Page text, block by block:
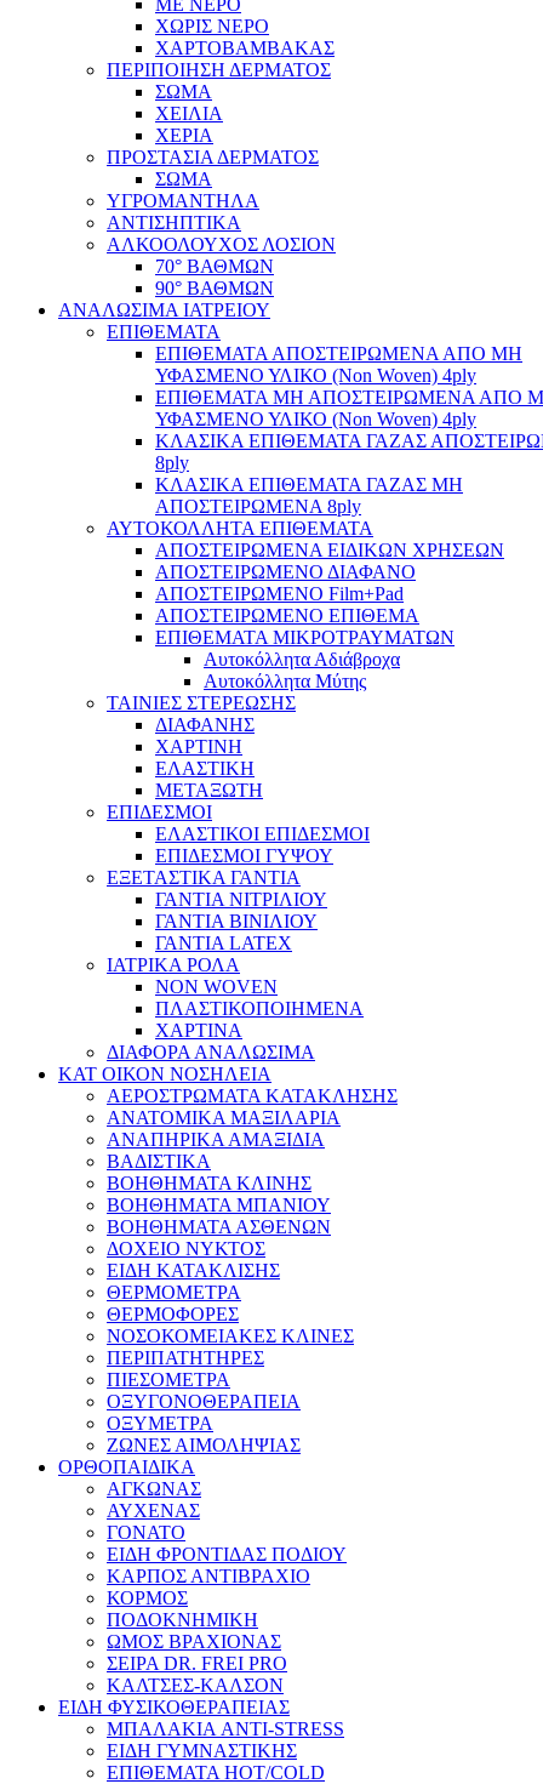
ΜΕ ΝΕΡΟ
ΧΩΡΙΣ ΝΕΡΟ
ΧΑΡΤΟΒΑΜΒΑΚΑΣ
ΠΕΡΙΠΟΙΗΣΗ ΔΕΡΜΑΤΟΣ
ΣΩΜΑ
ΧΕΙΛΙΑ
ΧΕΡΙΑ
ΠΡΟΣΤΑΣΙΑ ΔΕΡΜΑΤΟΣ
ΣΩΜΑ
ΥΓΡΟΜΑΝΤΗΛΑ
ΑΝΤΙΣΗΠΤΙΚΑ
ΑΛΚΟΟΛΟΥΧΟΣ ΛΟΣΙΟΝ
70° ΒΑΘΜΩΝ
90° ΒΑΘΜΩΝ
ΑΝΑΛΩΣΙΜΑ ΙΑΤΡΕΙΟΥ
ΕΠΙΘΕΜΑΤΑ
ΕΠΙΘΕΜΑΤΑ ΑΠΟΣΤΕΙΡΩΜΕΝΑ ΑΠΟ ΜΗ
ΥΦΑΣΜΕΝΟ ΥΛΙΚΟ (Non Woven) 4ply
ΕΠΙΘΕΜΑΤΑ ΜΗ ΑΠΟΣΤΕΙΡΩΜΕΝΑ ΑΠΟ
ΥΦΑΣΜΕΝΟ ΥΛΙΚΟ (Non Woven) 4ply
ΚΛΑΣΙΚΑ ΕΠΙΘΕΜΑΤΑ ΓΑΖΑΣ
8ply
ΚΛΑΣΙΚΑ ΕΠΙΘΕΜΑΤΑ ΓΑΖΑΣ ΜΗ
ΑΠΟΣΤΕΙΡΩΜΕΝΑ 8ply
ΑΥΤΟΚΟΛΛΗΤΑ ΕΠΙΘΕΜΑΤΑ
ΑΠΟΣΤΕΙΡΩΜΕΝΑ ΕΙΔΙΚΩΝ ΧΡΗΣΕΩΝ
ΑΠΟΣΤΕΙΡΩΜΕΝΟ ΔΙΑΦΑΝΟ
ΑΠΟΣΤΕΙΡΩΜΕΝΟ Film+Pad
ΑΠΟΣΤΕΙΡΩΜΕΝΟ ΕΠΙΘΕΜΑ
ΕΠΙΘΕΜΑΤΑ ΜΙΚΡΟΤΡΑΥΜΑΤΩΝ
Αυτοκόλλητα Αδιάβροχα
Αυτοκόλλητα Μύτης
ΤΑΙΝΙΕΣ ΣΤΕΡΕΩΣΗΣ
ΔΙΑΦΑΝΗΣ
ΧΑΡΤΙΝΗ
ΕΛΑΣΤΙΚΗ
ΜΕΤΑΞΩΤΗ
ΕΠΙΔΕΣΜΟΙ
ΕΛΑΣΤΙΚΟΙ ΕΠΙΔΕΣΜΟΙ
ΕΠΙΔΕΣΜΟΙ ΓΥΨΟΥ
ΕΞΕΤΑΣΤΙΚΑ ΓΑΝΤΙΑ
ΓΑΝΤΙΑ ΝΙΤΡΙΛΙΟΥ
ΓΑΝΤΙΑ ΒΙΝΙΛΙΟΥ
ΓΑΝΤΙΑ LATEX
ΙΑΤΡΙΚΑ ΡΟΛΑ
NON WOVEN
ΠΛΑΣΤΙΚΟΠΟΙΗΜΕΝΑ
ΧΑΡΤΙΝΑ
ΔΙΑΦΟΡΑ ΑΝΑΛΩΣΙΜΑ
ΚΑΤ ΟΙΚΟΝ ΝΟΣΗΛΕΙΑ
ΑΕΡΟΣΤΡΩΜΑΤΑ ΚΑΤΑΚΛΗΣΗΣ
ΑΝΑΤΟΜΙΚΑ ΜΑΞΙΛΑΡΙΑ
ΑΝΑΠΗΡΙΚΑ ΑΜΑΞΙΔΙΑ
ΒΑΔΙΣΤΙΚΑ
ΒΟΗΘΗΜΑΤΑ ΚΛΙΝΗΣ
ΒΟΗΘΗΜΑΤΑ ΜΠΑΝΙΟΥ
ΒΟΗΘΗΜΑΤΑ ΑΣΘΕΝΩΝ
ΔΟΧΕΙΟ ΝΥΚΤΟΣ
ΕΙΔΗ ΚΑΤΑΚΛΙΣΗΣ
ΘΕΡΜΟΜΕΤΡΑ
ΘΕΡΜΟΦΟΡΕΣ
ΝΟΣΟΚΟΜΕΙΑΚΕΣ ΚΛΙΝΕΣ
ΠΕΡΙΠΑΤΗΤΗΡΕΣ
ΠΙΕΣΟΜΕΤΡΑ
ΟΞΥΓΟΝΟΘΕΡΑΠΕΙΑ
ΟΞΥΜΕΤΡΑ
ΖΩΝΕΣ ΑΙΜΟΛΗΨΙΑΣ
ΟΡΘΟΠΑΙΔΙΚΑ
ΑΓΚΩΝΑΣ
ΑΥΧΕΝΑΣ
ΓΟΝΑΤΟ
ΕΙΔΗ ΦΡΟΝΤΙΔΑΣ ΠΟΔΙΟΥ
ΚΑΡΠΟΣ ΑΝΤΙΒΡΑΧΙΟ
ΚΟΡΜΟΣ
ΠΟΔΟΚΝΗΜΙΚΗ
ΩΜΟΣ ΒΡΑΧΙΟΝΑΣ
ΣΕΙΡΑ DR. FREI PRO
ΚΑΛΤΣΕΣ-ΚΑΛΣΟΝ
ΕΙΔΗ ΦΥΣΙΚΟΘΕΡΑΠΕΙΑΣ
ΜΠΑΛΑΚΙΑ ANTI-STRESS
ΕΙΔΗ ΓΥΜΝΑΣΤΙΚΗΣ
ΕΠΙΘΕΜΑΤΑ HOT/COLD